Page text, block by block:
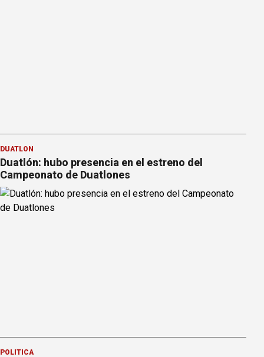
DUATLÓN
Duatlón: hubo presencia en el estreno del
Campeonato de Duatlones
POLÍTICA